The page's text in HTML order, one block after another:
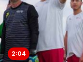
2:04